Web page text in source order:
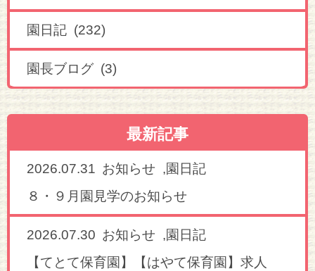
園日記 (232)
園長ブログ (3)
最新記事
2026.07.31 お知らせ ,園日記
８・９月園見学のお知らせ
2026.07.30 お知らせ ,園日記
【てとて保育園】【はやて保育園】求人